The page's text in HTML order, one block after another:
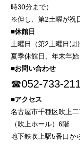
時30分まで）
※但し、第2土曜が祝
■休館日
土曜日（第2土曜日は
夏季休館日、年末年
■お問い合わせ
☎052-733-
■アクセス
名古屋市千種区吹上
（吹上ホール）6階
地下鉄吹上駅5番口か